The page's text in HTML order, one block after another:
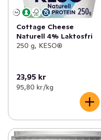
Cottage Cheese
Naturell 4% Laktosfri
250 g, KESO®
23,95 kr
95,80 kr /kg